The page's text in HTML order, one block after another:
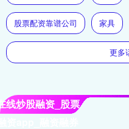
股票配资靠谱公司 家具
更多
线炒股融资_股票